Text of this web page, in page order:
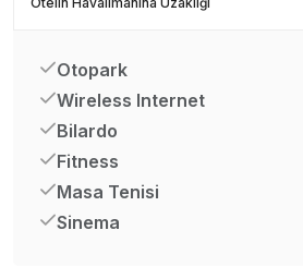
Otopark
Wireless Internet
Bilardo
Fitness
Masa Tenisi
Sinema